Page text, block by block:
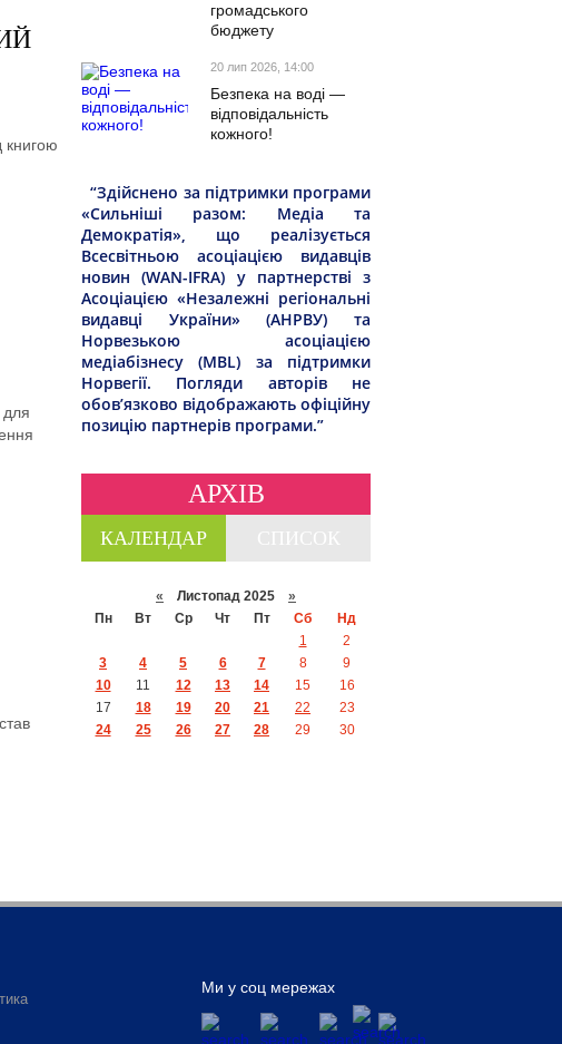
книгою
для
громадського
бюджету
20 лип 2026, 14:00
Безпека на воді —
відповідальність
кожного!
“Здійснено за підтримки програми
«Сильніші разом: Медіа та
Демократія», що реалізується
Всесвітньою асоціацією видавців
новин (WAN-IFRA) у партнерстві з
Асоціацією «Незалежні регіональні
видавці України» (АНРВУ) та
Норвезькою асоціацією
медіабізнесу (MBL) за підтримки
Норвегії. Погляди авторів не
обов’язково відображають офіційну
позицію партнерів програми.”
АРХІВ
КАЛЕНДАР
« Листопад 2025 »
Пн
Вт Ср Чт Пт Сб
Нд
1
2
3
4 5 6 7 8
9
10
11 12 13 14 15
16
17
18 19 20 21 22
23
24
25 26 27 28 29 30
Ми у соц мережах